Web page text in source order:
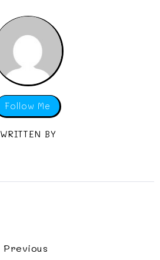
Follow Me
WRITTEN BY
Previous